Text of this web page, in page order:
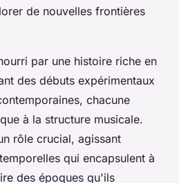
de nouvelles frontières
par une histoire riche en
des débuts expérimentaux
chacune
à la structure musicale.
rôle crucial, agissant
qui encapsulent à
des époques qu'ils